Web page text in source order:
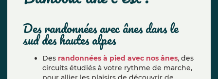
des randonnées avec ânes dans le
sud des hautes alpes
Des randonnées à pied avec nos ânes, des
circuits étudiés à votre rythme de marche,